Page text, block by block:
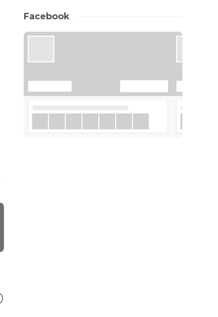
Facebook